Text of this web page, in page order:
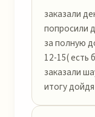
заказали
попросили
за полную
12-15( есть
заказали
итогу